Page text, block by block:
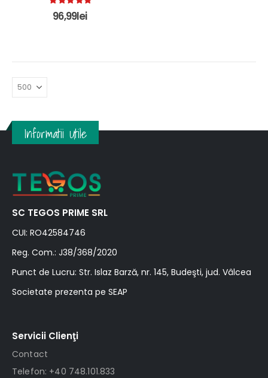
5.00out of 5
96,99lei
Informatii Utile
SC TEGOS PRIME SRL
CUI: RO42584746
Reg. Com.: J38/368/2020
Punct de Lucru: Str. Islaz Barză, nr. 145, Budeşti, jud. Vâlcea
Societate prezenta pe SEAP
Servicii Clienţi
Contact
Telefon: +40 748.101.833